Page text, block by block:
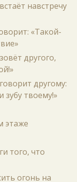
навстречу
«Такой-
другого,
другому:
зубу твоему!»
этаже
того, что
огонь на